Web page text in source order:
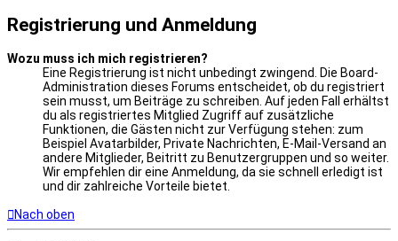
Registrierung und Anmeldung
Wozu muss ich mich registrieren?
Eine Registrierung ist nicht unbedingt zwingend. Die Board-
Administration dieses Forums entscheidet, ob du registriert
sein musst, um Beiträge zu schreiben. Auf jeden Fall erhältst
du als registriertes Mitglied Zugriff auf zusätzliche
Funktionen, die Gästen nicht zur Verfügung stehen: zum
Beispiel Avatarbilder, Private Nachrichten, E-Mail-Versand an
andere Mitglieder, Beitritt zu Benutzergruppen und so weiter.
Wir empfehlen dir eine Anmeldung, da sie schnell erledigt ist
und dir zahlreiche Vorteile bietet.
Nach oben